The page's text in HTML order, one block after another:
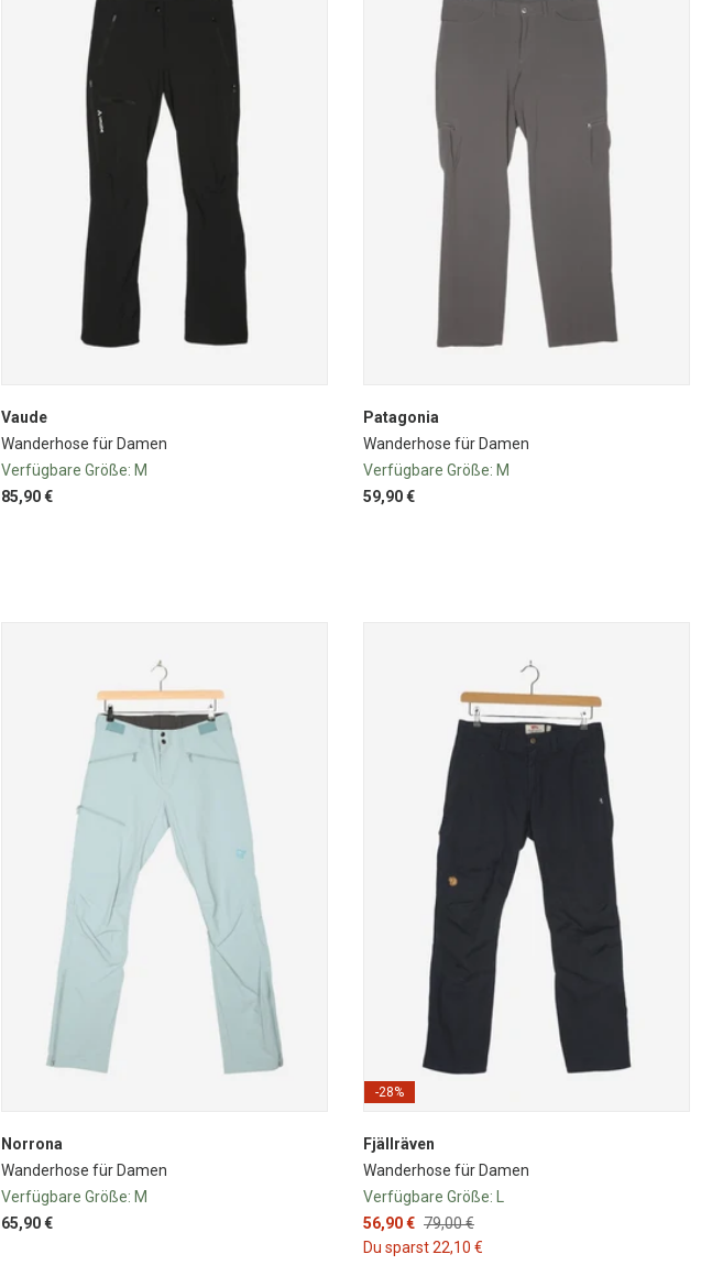
Vaude
Wanderhose für Damen
Verfügbare Größe: M
85,90 €
Patagonia
Wanderhose für Damen
Verfügbare Größe: M
59,90 €
Norrona
Wanderhose für Damen
Verfügbare Größe: M
65,90 €
-28%
Fjällräven
Wanderhose für Damen
Verfügbare Größe:
56,90 € 79,00 €
Du sparst 22,10 €